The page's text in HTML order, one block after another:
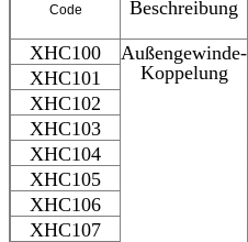
Code Beschreibung
XHC100
Außengewinde-
Koppelung
XHC101
XHC102
XHC103
XHC104
XHC105
XHC106
XHC107